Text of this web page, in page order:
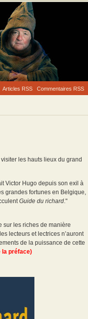
Articles RSS Commentaires RSS
les hauts lieux du grand
Victor Hugo depuis son exil à
grandes fortunes en Belgique,
Guide du richard."
sur les riches de manière
lecteurs et lectrices n’auront
de la puissance de cette
la préface)